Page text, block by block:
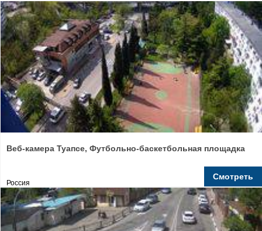
Веб-камера Туапсе, Футбольно-баскетбольная площадка
Россия
Смотреть